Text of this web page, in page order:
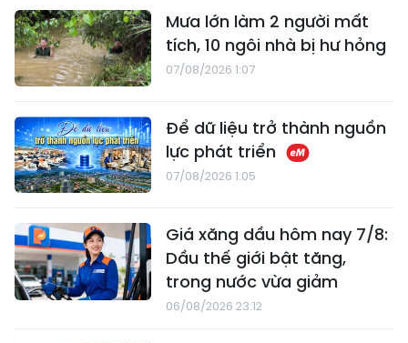
Mưa lớn làm 2 người mất
tích, 10 ngôi nhà bị hư hỏng
07/08/2026 1:07
Để dữ liệu trở thành nguồn
lực phát triển
07/08/2026 1:05
Giá xăng dầu hôm nay 7/8:
Dầu thế giới bật tăng,
trong nước vừa giảm
06/08/2026 23:12